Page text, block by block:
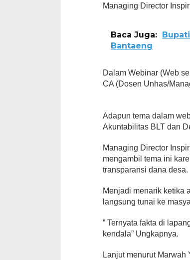
Managing Director
Baca Juga:
Bantaeng
Dalam Webinar (Web
CA (Dosen Unhas/
Adapun tema dalam
Akuntabilitas BLT dan
Managing Director
mengambil tema ini
transparansi dana desa.
Menjadi menarik ketika
langsung tunai ke
” Ternyata fakta di
kendala” Ungkapnya.
Lanjut menurut Marwah